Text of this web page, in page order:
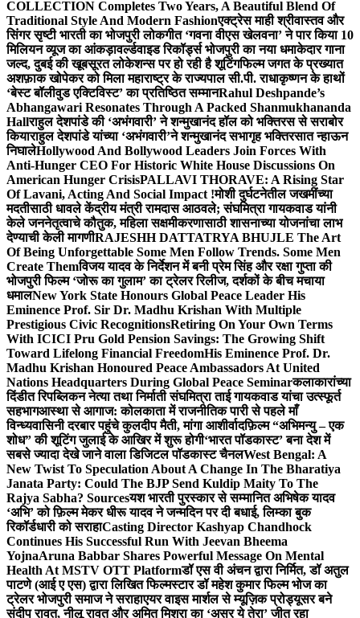
COLLECTION Completes Two Years, A Beautiful Blend Of
Traditional Style And Modern Fashionएक्ट्रेस माही श्रीवास्तव और
सिंगर सृष्टी भारती का भोजपुरी लोकगीत ‘गवना वीएस खेलवना’ ने पार किया 10
मिलियन व्यूज का आंकड़ावर्ल्डवाइड रिकॉर्ड्स भोजपुरी का नया धमाकेदार गाना
जल्द, दुबई की खूबसूरत लोकेशन्स पर हो रही है शूटिंगफिल्म जगत के प्रख्यात
अशफ़ाक खोपेकर को मिला महाराष्ट्र के राज्यपाल सी.पी. राधाकृष्णन के हाथों
‘बेस्ट बॉलीवुड एक्टिविस्ट’ का प्रतिष्ठित सम्मानRahul Deshpande’s
Abhangawari Resonates Through A Packed Shanmukhananda
Hallराहुल देशपांडे की ‘अभंगवारी’ ने शन्मुखानंद हॉल को भक्तिरस से सराबोर
कियाराहुल देशपांडे यांच्या ‘अभंगवारी’ने शन्मुखानंद सभागृह भक्तिरसात न्हाऊन
निघालेHollywood And Bollywood Leaders Join Forces With
Anti-Hunger CEO For Historic White House Discussions On
American Hunger CrisisPALLAVI THORAVE: A Rising Star
Of Lavani, Acting And Social Impact !मोशी दुर्घटनेतील जखमींच्या
मदतीसाठी धावले केंद्रीय मंत्री रामदास आठवले; संघमित्रा गायकवाड यांनी
केले जननेतृत्वाचे कौतुक, महिला सक्षमीकरणासाठी शासनाच्या योजनांचा लाभ
देण्याची केली मागणीRAJESHH DATTATRYA BHUJLE The Art
Of Being Unforgettable Some Men Follow Trends. Some Men
Create Themविजय यादव के निर्देशन में बनी प्रेम सिंह और रक्षा गुप्ता की
भोजपुरी फिल्म ‘जोरू का गुलाम’ का ट्रेलर रिलीज, दर्शकों के बीच मचाया
धमालNew York State Honours Global Peace Leader His
Eminence Prof. Sir Dr. Madhu Krishan With Multiple
Prestigious Civic RecognitionsRetiring On Your Own Terms
With ICICI Pru Gold Pension Savings: The Growing Shift
Toward Lifelong Financial FreedomHis Eminence Prof. Dr.
Madhu Krishan Honoured Peace Ambassadors At United
Nations Headquarters During Global Peace Seminarकलाकारांच्या
दिंडीत रिपब्लिकन नेत्या तथा निर्माती संघमित्रा ताई गायकवाड यांचा उत्स्फूर्त
सहभागआस्था से आगाज: कोलकाता में राजनीतिक पारी से पहले माँ
विन्ध्यवासिनी दरबार पहुंचे कुलदीप मैती, मांगा आशीर्वादफ़िल्म “अभिमन्यु – एक
शोध” की शूटिंग जुलाई के आखिर में शुरू होगी‘भारत पॉडकास्ट’ बना देश में
सबसे ज्यादा देखे जाने वाला डिजिटल पॉडकास्ट चैनलWest Bengal: A
New Twist To Speculation About A Change In The Bharatiya
Janata Party: Could The BJP Send Kuldip Maity To The
Rajya Sabha? Sourcesयश भारती पुरस्कार से सम्मानित अभिषेक यादव
‘अभि’ को फ़िल्म मेकर धीरू यादव ने जन्मदिन पर दी बधाई, लिम्का बुक
रिकॉर्डधारी को सराहाCasting Director Kashyap Chandhock
Continues His Successful Run With Jeevan Bheema
YojnaAruna Babbar Shares Powerful Message On Mental
Health At MSTV OTT Platformडॉ एस वी अंचन द्वारा निर्मित, डॉ अतुल
पाटणे (आई ए एस) द्वारा लिखित फिल्मस्टार डॉ महेश कुमार फिल्म भोज का
ट्रेलर भोजपुरी समाज ने सराहाएयर वाइस मार्शल से म्यूज़िक प्रोड्यूसर बने
संदीप रावत, नीलू रावत और अमित मिश्रा का ‘असर ये तेरा’ जीत रहा